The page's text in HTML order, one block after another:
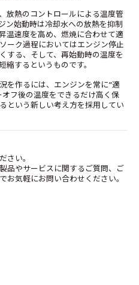
放熱のコントロールによる温度管
ン始動時は冷却水への放熱を抑制
温速度を高め、燃焼に合わせて適
ーク過程においてはエンジン停止
する、そして、再始動時の温度を
縮するというものです。
を作るには、エンジンを常に“適
フ後の温度をできるだけ高く保
という新しい考え方を採用してい
さい。
品やサービスに関するご質問、ご
お気軽にお問い合わせください。